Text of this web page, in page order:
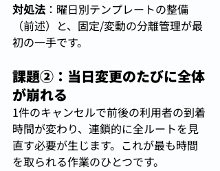
対処法 ：曜日別テンプレートの整備
（前述）と、固定/変動の分離管理が最
初の一手です。
課題②：当日変更のたびに全体
が崩れる
1件のキャンセルで前後の利用者の到着
時間が変わり、連鎖的に全ルートを見
直す必要が生じます。これが最も時間
を取られる作業のひとつです。